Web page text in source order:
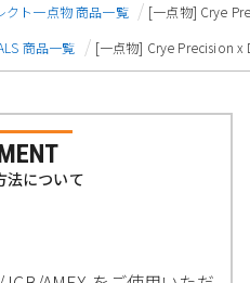
クト一点物 商品一覧
[一点物] Crye
商品一覧 [一点物] Crye Precision x
法について